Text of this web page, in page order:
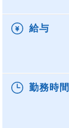
給与
勤務時間